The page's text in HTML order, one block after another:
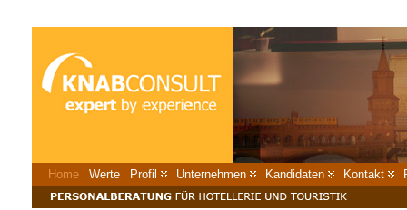
Home Werte Profil Unternehmen Kandidaten Kontakt